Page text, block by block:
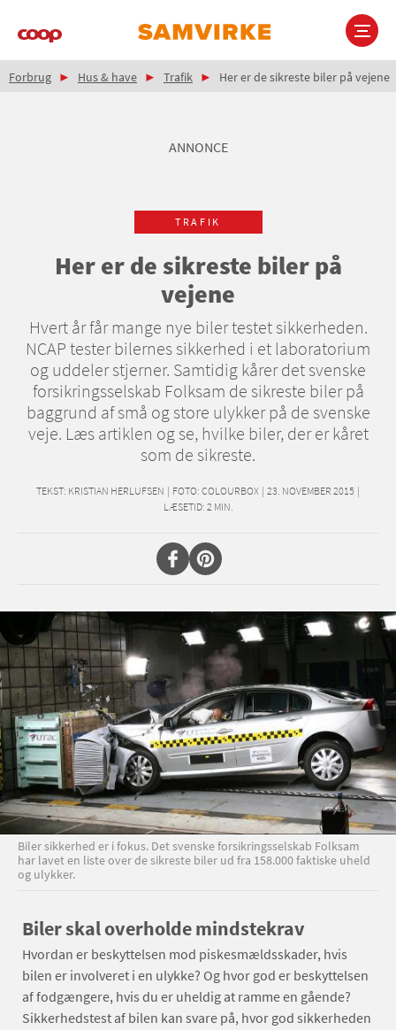
Main
Brødkrumme
Forbrug Hus & have Trafik Her er de sikreste biler på vejene
ANNONCE
TRAFIK
Her er de sikreste biler på
vejene
Hvert år får mange nye biler testet sikkerheden.
NCAP tester bilernes sikkerhed i et laboratorium
og uddeler stjerner. Samtidig kårer det svenske
forsikringsselskab Folksam de sikreste biler på
baggrund af små og store ulykker på de svenske
veje. Læs artiklen og se, hvilke biler, der er kåret
som de sikreste.
TEKST: KRISTIAN HERLUFSEN | FOTO: COLOURBOX | 23. NOVEMBER 2015 |
LÆSETID: 2 MIN.
Biler sikkerhed er i fokus. Det svenske forsikringsselskab Folksam
har lavet en liste over de sikreste biler ud fra 158.000 faktiske uheld
og ulykker.
Biler skal overholde mindstekrav
Hvordan er beskyttelsen mod piskesmældsskader, hvis
bilen er involveret i en ulykke? Og hvor god er beskyttelsen
af fodgængere, hvis du er uheldig at ramme en gående?
Sikkerhedstest af bilen kan svare på, hvor god sikkerheden